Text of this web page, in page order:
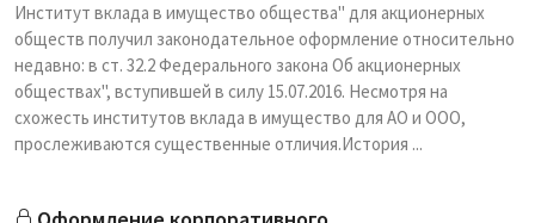
Институт вклада в имущество общества" для акционерных
обществ получил законодательное оформление относительно
недавно: в ст. 32.2 Федерального закона Об акционерных
обществах", вступившей в силу 15.07.2016. Несмотря на
схожесть институтов вклада в имущество для АО и ООО,
прослеживаются существенные отличия.История ...